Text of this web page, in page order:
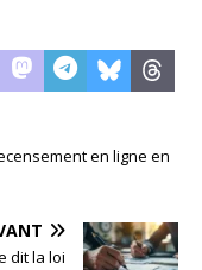
en ligne en
dit la loi